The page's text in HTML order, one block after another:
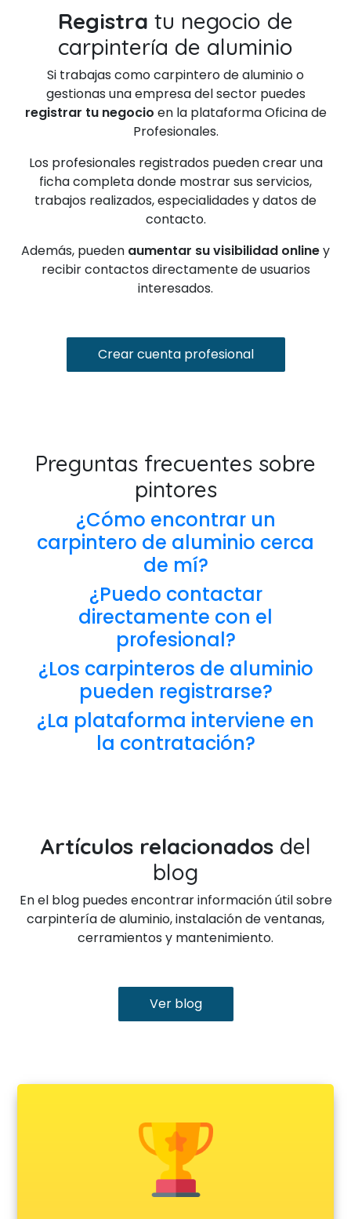
Registra tu negocio de
carpintería de aluminio
Si trabajas como carpintero de aluminio o
gestionas una empresa del sector puedes
registrar tu negocio en la plataforma Oficina de
Profesionales.
Los profesionales registrados pueden crear una
ficha completa donde mostrar sus servicios,
trabajos realizados, especialidades y datos de
contacto.
Además, pueden aumentar su visibilidad onliney
recibir contactos directamente de usuarios
interesados.
Crear cuenta profesional
Preguntas frecuentes sobre
pintores
¿Cómo encontrar un
carpintero de aluminio cerca
de mí?
¿Puedo contactar
directamente con el
profesional?
¿Los carpinteros de aluminio
pueden registrarse?
¿La plataforma interviene en
la contratación?
Artículos relacionados del
blog
En el blog puedes encontrar información útil sobre
carpintería de aluminio, instalación de ventanas,
cerramientos y mantenimiento.
Ver blog